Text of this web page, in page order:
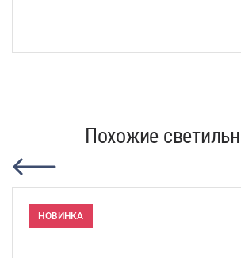
Похожие
НОВИНКА